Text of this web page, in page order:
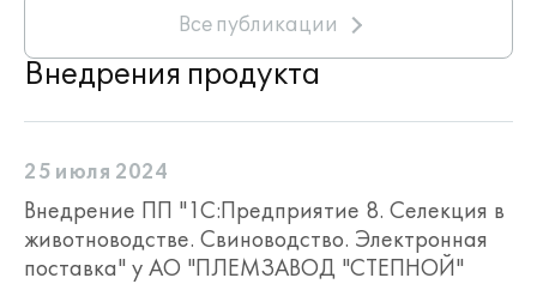
Все публикации
Внедрения продукта
25 июля 2024
Внедрение ПП "1С:Предприятие 8. Селекция в
животноводстве. Свиноводство. Электронная
поставка" у АО "ПЛЕМЗАВОД "СТЕПНОЙ"